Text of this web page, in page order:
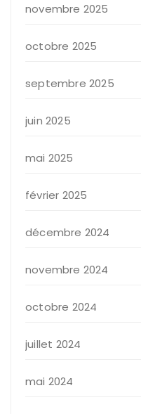
novembre 2025
octobre 2025
septembre 2025
juin 2025
mai 2025
février 2025
décembre 2024
novembre 2024
octobre 2024
juillet 2024
mai 2024